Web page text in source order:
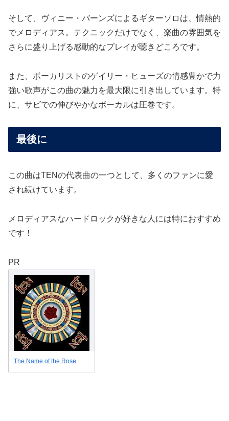
そして、ヴィニー・バーンズによるギターソロは、情熱的
でメロディアス。テクニックだけでなく、楽曲の雰囲気を
さらに盛り上げる感動的なプレイが聴きどころです。
また、ボーカリストのゲイリー・ヒューズの情感豊かで力
強い歌声がこの曲の魅力を最大限に引き出しています。特
に、サビでの伸びやかなボーカルは圧巻です。
最後に
この曲はTENの代表曲の一つとして、多くのファンに愛
され続けています。
メロディアスなハードロックが好きな人には特におすすめ
です！
PR
The Name of the Rose